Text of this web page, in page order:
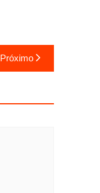
Próximo